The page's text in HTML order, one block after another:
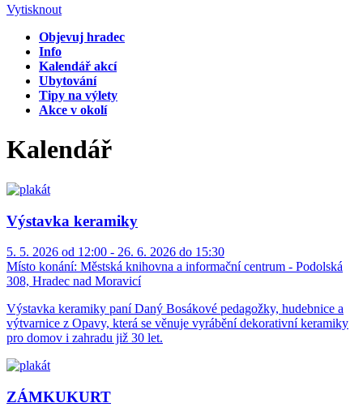
Vytisknout
Objevuj hradec
Info
Kalendář akcí
Ubytování
Tipy na výlety
Akce v okolí
Kalendář
Výstavka keramiky
5. 5. 2026 od 12:00 - 26. 6. 2026 do 15:30
Místo konání: Městská knihovna a informační centrum - Podolská
308, Hradec nad Moravicí
Výstavka keramiky paní Daný Bosákové pedagožky, hudebnice a
výtvarnice z Opavy, která se věnuje vyrábění dekorativní keramiky
pro domov i zahradu již 30 let.
ZÁMKUKURT